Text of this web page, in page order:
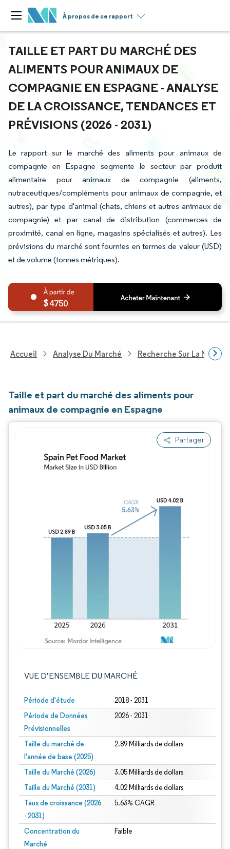
À propos de ce rapport
TAILLE ET PART DU MARCHÉ DES
ALIMENTS POUR ANIMAUX DE
COMPAGNIE EN ESPAGNE - ANALYSE
DE LA CROISSANCE, TENDANCES ET
PRÉVISIONS (2026 - 2031)
Le rapport sur le marché des aliments pour animaux de
compagnie en Espagne segmente le secteur par produit
alimentaire pour animaux de compagnie (aliments,
nutraceutiques/compléments pour animaux de compagnie, et
autres), par type d'animal (chats, chiens et autres animaux de
compagnie) et par canal de distribution (commerces de
proximité, canal en ligne, magasins spécialisés et autres). Les
prévisions du marché sont fournies en termes de valeur (USD)
et de volume (tonnes métriques).
4750
Accueil Analyse Du Marché Recherche Sur La
Taille et part du marché des aliments pour
animaux de compagnie en Espagne
Partager
VUE D’ENSEMBLE DU MARCHÉ
Période d'étude 2018 - 2031
Période de Données
Prévisionnelles
2026 - 2031
Taille du marché de
l'année de base (2025)
2.89 Milliards de dollars
Taille du Marché (2026) 3.05 Milliards de dollars
Taille du Marché (2031) 4.02 Milliards de dollars
Taux de croissance (2026
- 2031)
5.63% CAGR
Concentration du
Marché
Faible